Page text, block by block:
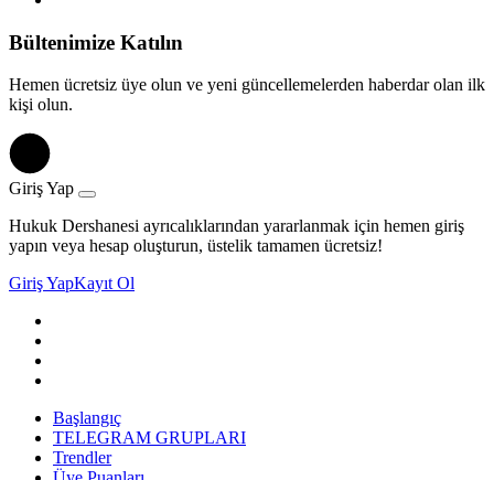
Bültenimize Katılın
Hemen ücretsiz üye olun ve yeni güncellemelerden haberdar olan ilk
kişi olun.
Giriş Yap
Hukuk Dershanesi ayrıcalıklarından yararlanmak için hemen giriş
yapın veya hesap oluşturun, üstelik tamamen ücretsiz!
Giriş YapKayıt Ol
Başlangıç
TELEGRAM GRUPLARI
Trendler